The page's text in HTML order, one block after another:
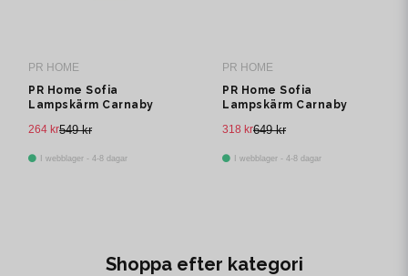
PR HOME
PR Home Sofia
Lampskärm Carnaby
549 kr
264 kr
I webblager - 4-8 dagar
PR HOME
PR Home Sofia
Lampskärm Carnaby
649 kr
318 kr
I webblager - 4-8 dagar
Shoppa efter kategori